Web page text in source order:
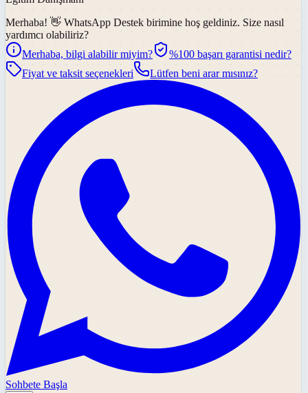
Merhaba! 👋 WhatsApp Destek birimine hoş geldiniz. Size nasıl
yardımcı olabiliriz?
Merhaba, bilgi alabilir miyim?
%100 başarı garantisi nedir?
Fiyat ve taksit seçenekleri
Lütfen beni arar mısınız?
Sohbete Başla